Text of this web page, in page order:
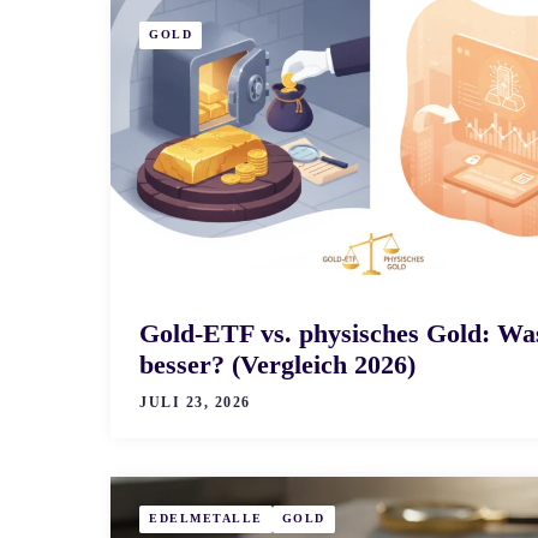
GOLD
Gold-ETF vs. physisches Gold:
besser? (Vergleich 2026)
JULI 23, 2026
EDELMETALLE GOLD